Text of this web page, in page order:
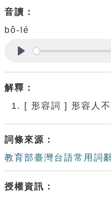
音讀：
bô-lé
解釋：
[ 形容詞 ] 形容人
詞條來源：
教育部臺灣台語常用詞
授權資訊：